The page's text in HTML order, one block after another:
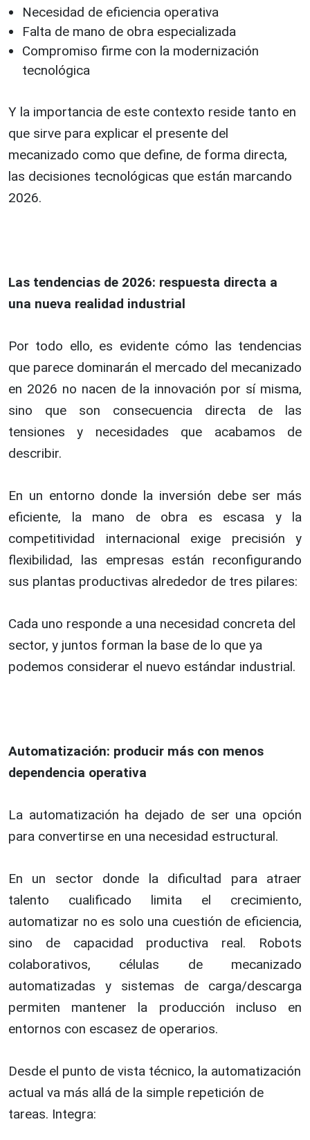
Necesidad de eficiencia operativa
Falta de mano de obra especializada
Compromiso firme con la modernización
tecnológica
Y la importancia de este contexto reside tanto en
que sirve para explicar el presente del
mecanizado como que define, de forma directa,
las decisiones tecnológicas que están marcando
2026.
Las tendencias de 2026: respuesta directa a
una nueva realidad industrial
Por todo ello, es evidente cómo las tendencias
que parece dominarán el mercado del mecanizado
en 2026 no nacen de la innovación por sí misma,
sino que son consecuencia directa de las
tensiones y necesidades que acabamos de
describir.
En un entorno donde la inversión debe ser más
eficiente, la mano de obra es escasa y la
competitividad internacional exige precisión y
flexibilidad, las empresas están reconfigurando
sus plantas productivas alrededor de tres pilares:
Cada uno responde a una necesidad concreta del
sector, y juntos forman la base de lo que ya
podemos considerar el nuevo estándar industrial.
Automatización: producir más con menos
dependencia operativa
La automatización ha dejado de ser una opción
para convertirse en una necesidad estructural.
En un sector donde la dificultad para atraer
talento cualificado limita el crecimiento,
automatizar no es solo una cuestión de eficiencia,
sino de capacidad productiva real. Robots
colaborativos, células de mecanizado
automatizadas y sistemas de carga/descarga
permiten mantener la producción incluso en
entornos con escasez de operarios.
Desde el punto de vista técnico, la automatización
actual va más allá de la simple repetición de
tareas. Integra: